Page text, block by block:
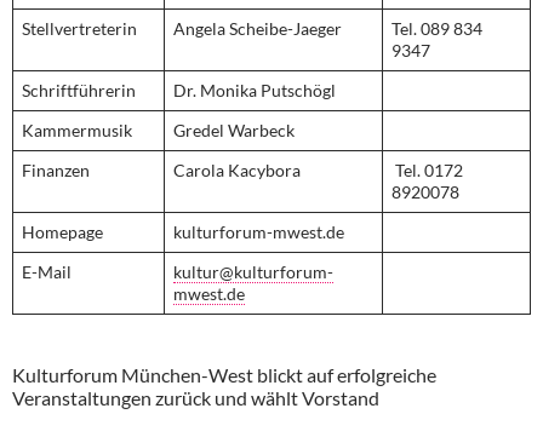
Stellvertreterin
Angela Scheibe-Jaeger
Tel. 089 834
9347
Schriftführerin
Dr. Monika Putschögl
Kammermusik
Gredel Warbeck
Finanzen
Carola Kacybora
Tel. 0172
8920078
Homepage
kulturforum-mwest.de
E-Mail
kultur@kulturforum-
mwest.de
Kulturforum München-West blickt auf erfolgreiche
Veranstaltungen zurück und wählt Vorstand